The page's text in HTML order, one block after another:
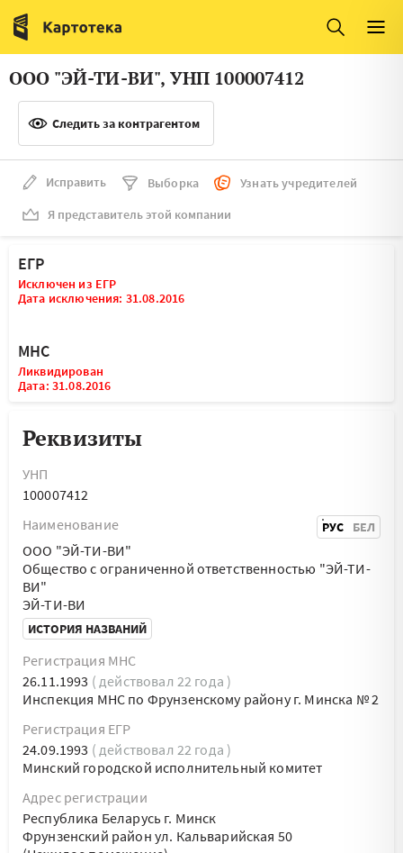
Италия
Люксембург
Литва
Нидерланды
ООО "ЭЙ-ТИ-ВИ", УНП 100007412
Следить за контрагентом
Исправить Выборка
Узнать учредителей
Я представитель этой компании
ЕГР
Исключен из ЕГР
Дата исключения: 31.08.2016
МНС
Ликвидирован
Дата: 31.08.2016
Реквизиты
УНП
100007412
Наименование
РУС БЕЛ
ООО "ЭЙ-ТИ-ВИ"
Общество с ограниченной ответственностью "ЭЙ-ТИ-
ВИ"
ЭЙ-ТИ-ВИ
ИСТОРИЯ НАЗВАНИЙ
Регистрация МНС
26.11.1993 ( действовал 22 года )
Инспекция МНС по Фрунзенскому району г. Минска № 2
Регистрация ЕГР
24.09.1993 ( действовал 22 года )
Минский городской исполнительный комитет
Адрес регистрации
Республика Беларусь г. Минск
Фрунзенский район ул. Кальварийская 50